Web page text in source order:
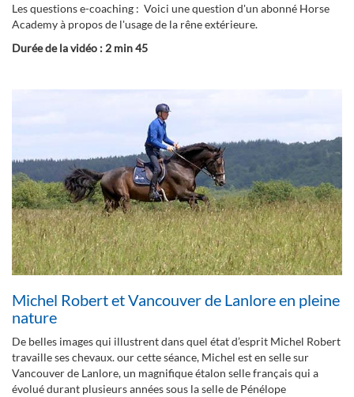
Les questions e-coaching : Voici une question d'un abonné Horse
Academy à propos de l'usage de la rêne extérieure.
Durée de la vidéo : 2 min 45
Michel Robert et Vancouver de Lanlore en pleine
nature
De belles images qui illustrent dans quel état d’esprit Michel Robert
travaille ses chevaux. our cette séance, Michel est en selle sur
Vancouver de Lanlore, un magnifique étalon selle français qui a
évolué durant plusieurs années sous la selle de Pénélope